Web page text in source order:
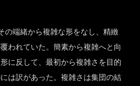
の端緒から複雑な形をなし、精緻
われていた。簡素から複雑へと向
に反して、最初から複雑さを目的
は訳があった。複雑さは集団の結